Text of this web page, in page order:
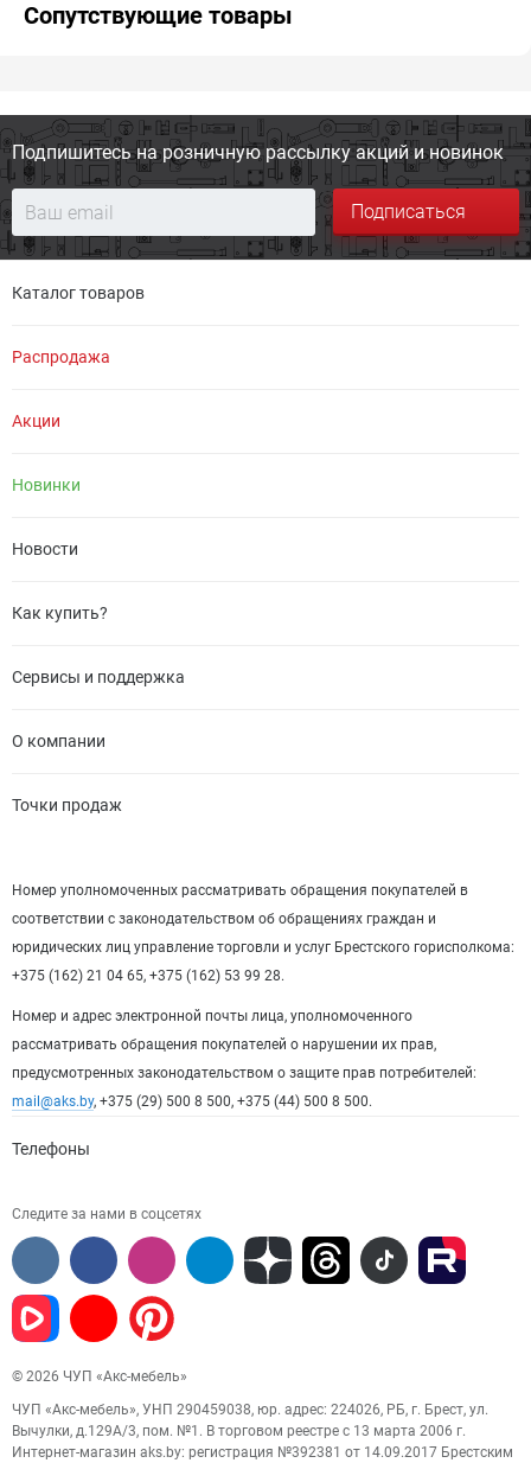
Сопутствующие товары
Подпишитесь на розничную рассылку акций и новинок
Подписаться
Каталог товаров
Распродажа
Акции
Новинки
Новости
Как купить?
Сервисы и поддержка
О компании
Точки продаж
Номер уполномоченных рассматривать обращения покупателей в
соответствии с законодательством об обращениях граждан и
юридических лиц управление торговли и услуг Брестского горисполкома:
+375 (162) 21 04 65, +375 (162) 53 99 28.
Номер и адрес электронной почты лица, уполномоченного
рассматривать обращения покупателей о нарушении их прав,
предусмотренных законодательством о защите прав потребителей:
mail@aks.by, +375 (29) 500 8 500, +375 (44) 500 8 500.
Телефоны
Следите за нами в соцсетях
© 2026 ЧУП «Акс-мебель»
ЧУП «Акс-мебель», УНП 290459038, юр. адрес: 224026, РБ, г. Брест, ул.
Вычулки, д.129А/3, пом. №1. В торговом реестре с 13 марта 2006 г.
Интернет-магазин aks.by: регистрация №392381 от 14.09.2017 Брестским